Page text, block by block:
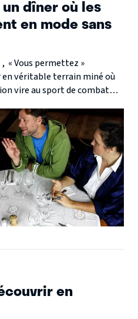
dîner où les
en mode sans
« Vous permettez »
véritable terrain miné où
vire au sport de combat…
en